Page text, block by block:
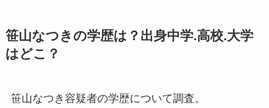
笹山なつきの学歴は？出身中学.高校.大学
はどこ？
笹山なつき容疑者の学歴について調査。